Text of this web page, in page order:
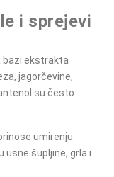
i sprejevi
bazi ekstrakta
jagorčevine,
su često
umirenju
šupljine, grla i